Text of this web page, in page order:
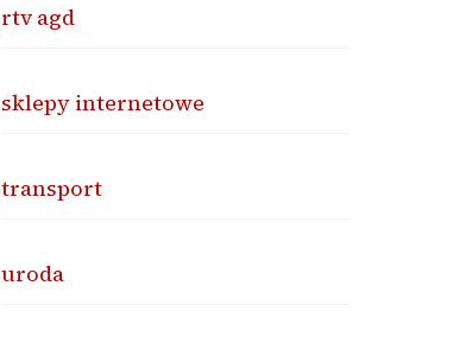
rtv agd
sklepy internetowe
transport
uroda